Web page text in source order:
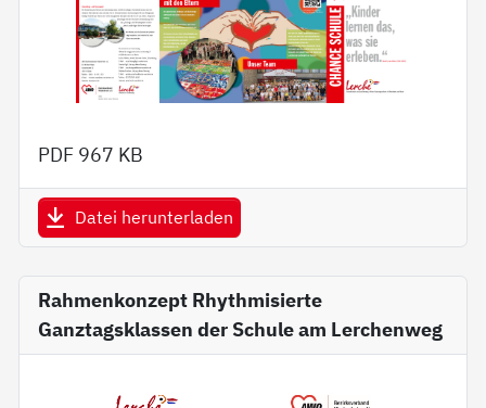
PDF 967 KB
Datei herunterladen
Rahmenkonzept Rhythmisierte
Ganztagsklassen der Schule am Lerchenweg